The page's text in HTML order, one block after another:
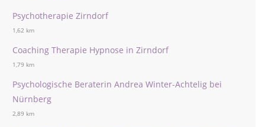
Psychotherapie Zirndorf
1,62 km
Coaching Therapie Hypnose in Zirndorf
1,79 km
Psychologische Beraterin Andrea Winter-Achtelig bei
Nürnberg
2,89 km